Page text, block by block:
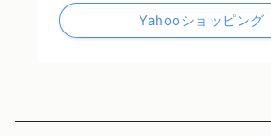
Yahooショッピング